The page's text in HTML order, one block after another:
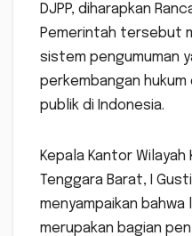
DJPP, diharapkan
Pemerintah tersebut
sistem pengumuman
perkembangan hukum
publik di Indonesia.
Kepala Kantor
Tenggara Barat, I
menyampaikan bahwa
merupakan bagian